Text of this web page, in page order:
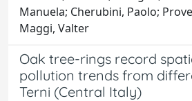
Manuela; Cherubini, Paolo;
Maggi, Valter
Oak tree-rings record
pollution trends from
Terni (Central Italy)